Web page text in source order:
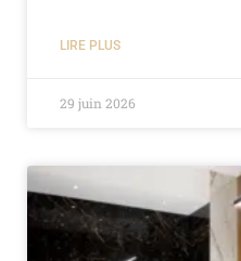
LIRE PLUS
29 juin 2026